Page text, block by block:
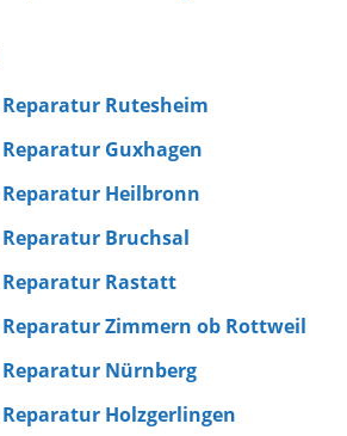
Rutesheim
Guxhagen
Heilbronn
Bruchsal
Rastatt
Zimmern ob Rottweil
Nürnberg
Holzgerlingen